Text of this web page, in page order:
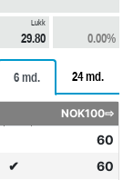
Lukk
29.80 0.00%
6 md. 24 md.
NOK100⇨
60
✔
60